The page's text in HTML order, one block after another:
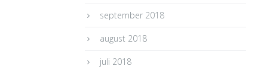
september 2018
august 2018
juli 2018